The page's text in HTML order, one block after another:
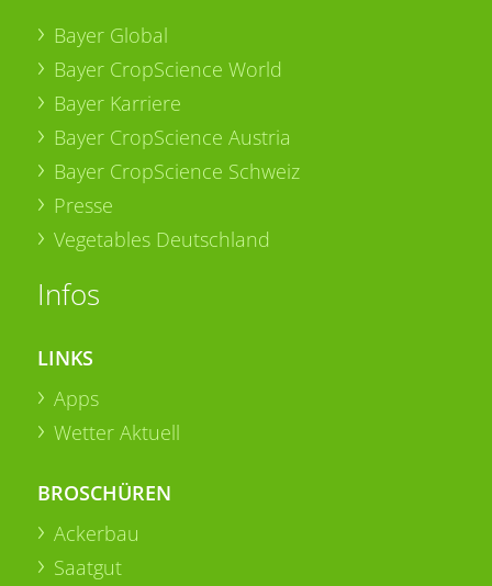
Bayer Global
Bayer CropScience World
Bayer Karriere
Bayer CropScience Austria
Bayer CropScience Schweiz
Presse
Vegetables Deutschland
Infos
LINKS
Apps
Wetter Aktuell
BROSCHÜREN
Ackerbau
Saatgut